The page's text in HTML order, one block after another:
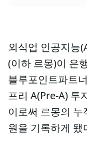
외식업 인공지능
(이하 르몽)이 은
블루포인트파트
프리 A(Pre-A) 투
이로써 르몽의 누
원을 기록하게 됐